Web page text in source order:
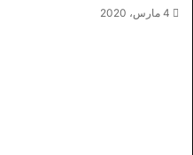
4 مارس، 2020